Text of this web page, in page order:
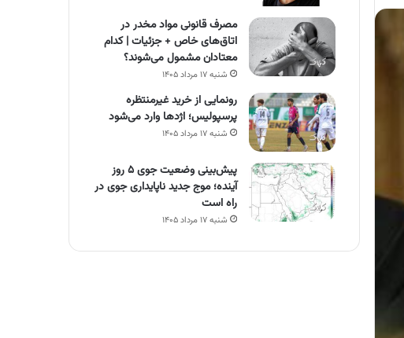
مصرف قانونی مواد مخدر در
اتاق‌های خاص + جزئیات | کدام
معتادان مشمول می‌شوند؟
شنبه ۱۷ مرداد ۱۴۰۵
رونمایی از خرید غیرمنتظره
پرسپولیس؛ اژدها وارد می‌شود
شنبه ۱۷ مرداد ۱۴۰۵
پیش‌بینی وضعیت جوی ۵ روز
آینده؛ موج جدید ناپایداری جوی در
راه است
شنبه ۱۷ مرداد ۱۴۰۵